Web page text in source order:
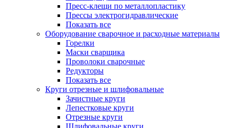
Пресс-клещи по металлопластику
Прессы электрогидравлические
Показать все
Оборудование сварочное и расходные материалы
Горелки
Маски сварщика
Проволоки сварочные
Редукторы
Показать все
Круги отрезные и шлифовальные
Зачистные круги
Лепестковые круги
Отрезные круги
Шлифовальные круги